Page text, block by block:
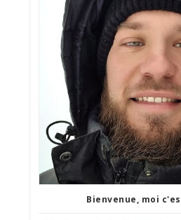
Bienvenue, moi